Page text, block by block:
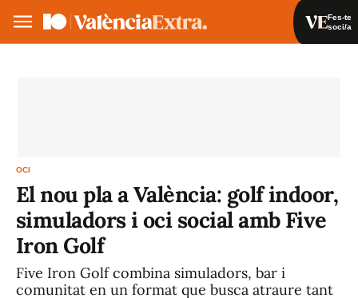
Fes-te
soci/a
OCI
El nou pla a València: golf indoor,
simuladors i oci social amb Five
Iron Golf
Five Iron Golf combina simuladors, bar i
comunitat en un format que busca atraure tant